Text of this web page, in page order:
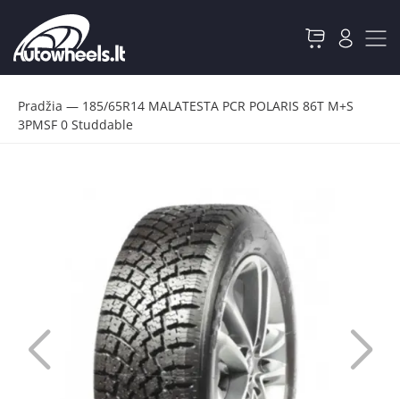
Pradžia — 185/65R14 MALATESTA PCR POLARIS 86T M+S
3PMSF 0 Studdable